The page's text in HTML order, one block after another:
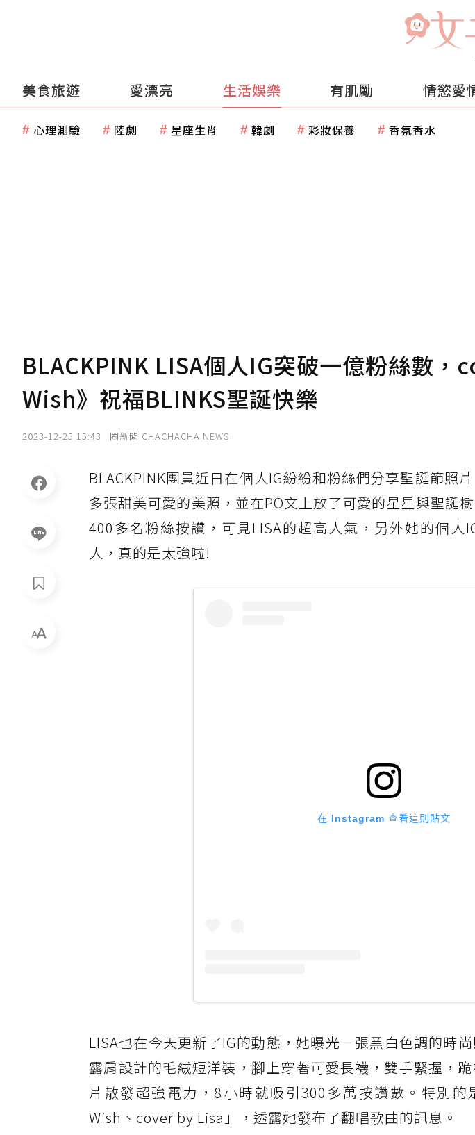
美食旅遊 愛漂亮 生活娛樂 有肌勵 情慾愛
心理測驗 陸劇 星座生肖 韓劇 彩妝保養 香氛香水
BLACKPINK LISA個人IG突破一億粉絲數
Wish》祝福BLINKS聖誕快樂
2023-12-25 15:43 圈新聞 CHACHACHA NEWS
BLACKPINK團員近日在個人IG紛紛和粉絲們分享聖誕節照
多張甜美可愛的美照，並在PO文上放了可愛的星星與聖誕
400多名粉絲按讚，可見LISA的超高人氣，另外她的個人
人，真的是太強啦!
在 Instagram 查看這則貼文
LISA也在今天更新了IG的動態，她曝光一張黑白色調的時
露肩設計的毛絨短洋裝，腳上穿著可愛長襪，雙手緊握，
片散發超強電力，8小時就吸引300多萬按讚數。特別的
Wish、cover by Lisa」，透露她發布了翻唱歌曲的訊息。